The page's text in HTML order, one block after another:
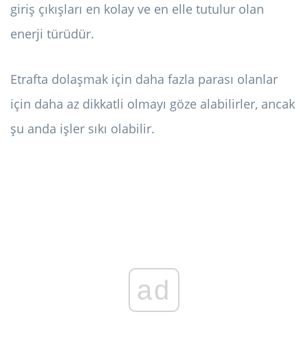
giriş çıkışları en kolay ve en elle tutulur olan
enerji türüdür.
Etrafta dolaşmak için daha fazla parası olanlar
için daha az dikkatli olmayı göze alabilirler, ancak
şu anda işler sıkı olabilir.
ad